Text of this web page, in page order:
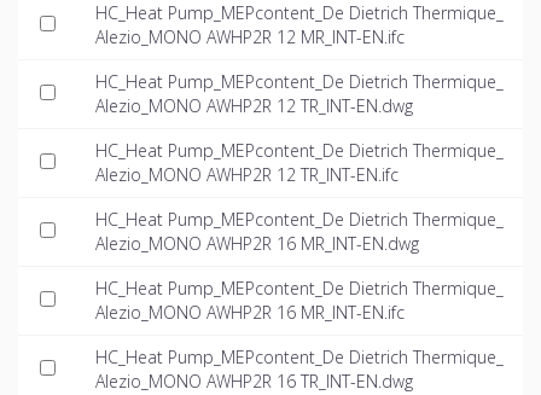
HC_Heat Pump_MEPcontent_De Dietrich Thermique_
Alezio_MONO AWHP2R 12 MR_INT-EN.ifc
HC_Heat Pump_MEPcontent_De Dietrich Thermique_
Alezio_MONO AWHP2R 12 TR_INT-EN.dwg
HC_Heat Pump_MEPcontent_De Dietrich Thermique_
Alezio_MONO AWHP2R 12 TR_INT-EN.ifc
HC_Heat Pump_MEPcontent_De Dietrich Thermique_
Alezio_MONO AWHP2R 16 MR_INT-EN.dwg
HC_Heat Pump_MEPcontent_De Dietrich Thermique_
Alezio_MONO AWHP2R 16 MR_INT-EN.ifc
HC_Heat Pump_MEPcontent_De Dietrich Thermique_
Alezio_MONO AWHP2R 16 TR_INT-EN.dwg